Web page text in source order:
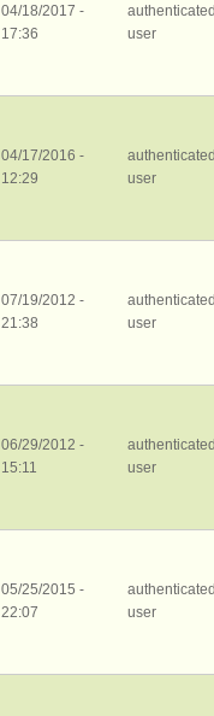
04/18/2017 -
17:36
authenticated
user
04/17/2016 -
12:29
authenticated
user
07/19/2012 -
21:38
authenticated
user
06/29/2012 -
15:11
authenticated
user
05/25/2015 -
22:07
authenticated
user